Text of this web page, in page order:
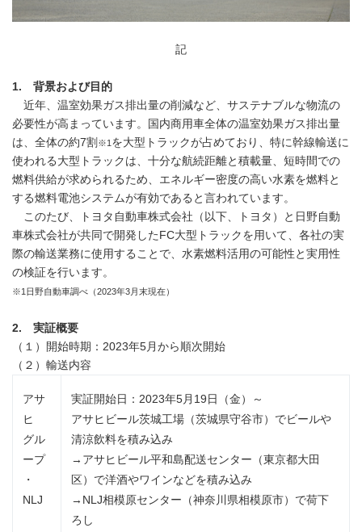
記
1. 背景および目的
近年、温室効果ガス排出量の削減など、サステナブルな物流の
必要性が高まっています。国内商用車全体の温室効果ガス排出量
は、全体の約7割 ※1 を大型トラックが占めており、特に幹線輸送に
使われる大型トラックは、十分な航続距離と積載量、短時間での
燃料供給が求められるため、エネルギー密度の高い水素を燃料と
する燃料電池システムが有効であると言われています。
このたび、トヨタ自動車株式会社（以下、トヨタ）と日野自動
車株式会社が共同で開発したFC大型トラックを用いて、各社の実
際の輸送業務に使用することで、水素燃料活用の可能性と実用性
の検証を行います。
※1日野自動車調べ（2023年3月末現在）
2. 実証概要
（１）開始時期：2023年5月から順次開始
（２）輸送内容
アサ
ヒ
グル
ープ
・
NLJ
実証開始日：2023年5月19日（金）～
アサヒビール茨城工場（茨城県守谷市）でビールや
清涼飲料を積み込み
→アサヒビール平和島配送センター（東京都大田
区）で洋酒やワインなどを積み込み
→NLJ相模原センター（神奈川県相模原市）で荷下
ろし